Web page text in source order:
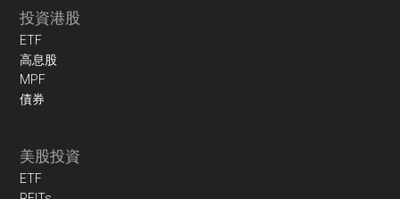
投資港股
ETF
高息股
MPF
債券
美股投資
ETF